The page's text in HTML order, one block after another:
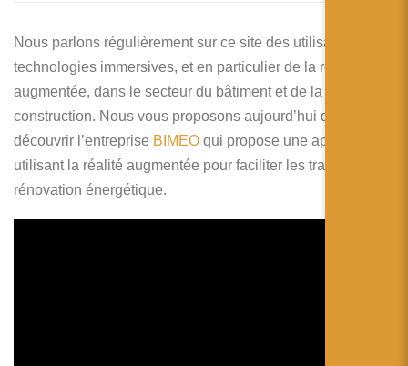
Deutsch
日本語
Español
Nous parlons régulièrement sur ce site des utilisations des
technologies immersives, et en particulier de la réalité
augmentée, dans le secteur du bâtiment et de la
construction. Nous vous proposons aujourd’hui de
découvrir l’entreprise BIMEO qui propose une application
utilisant la réalité augmentée pour faciliter les travaux de
rénovation énergétique.